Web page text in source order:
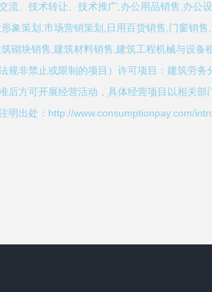
流、技术转让、技术推广,办公用品销售,办公
象策划,市场营销策划,日用百货销售,门窗销
砌块销售,建筑材料销售,建筑工程机械与设备
规非禁止或限制的项目）许可项目：建筑劳务
后方可开展经营活动，具体经营项目以相关部
明出处：http://www.consumptionpay.com/